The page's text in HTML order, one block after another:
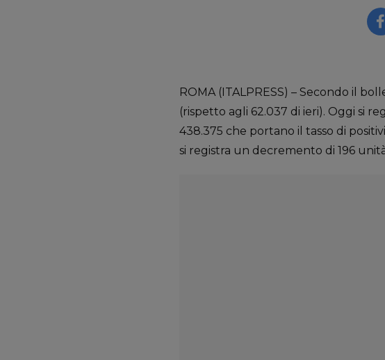
ROMA (ITALPRESS) – Secondo il
(rispetto agli 62.037 di ieri). Oggi si
438.375 che portano il tasso di
si registra un decremento di 196